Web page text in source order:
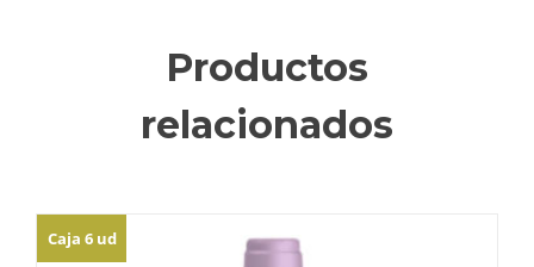
Productos
relacionados
Caja 6 ud